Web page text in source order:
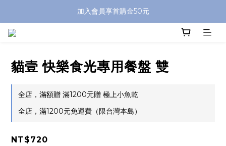
加入會員享首購金50元
貓壹 快樂食光專用餐盤 雙
全店，滿額贈 滿1200元贈 極上小魚乾
全店，滿1200元免運費（限台灣本島）
NT$720